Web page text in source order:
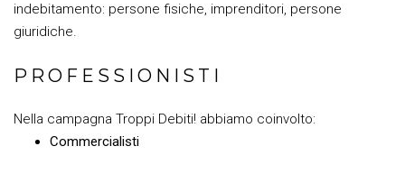
indebitamento: persone fisiche, imprenditori, persone
giuridiche.
PROFESSIONISTI
Nella campagna Troppi Debiti! abbiamo coinvolto:
Commercialisti